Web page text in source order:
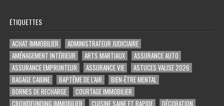
ÉTIQUETTES
ACHAT IMMOBILIER
ADMINISTRATEUR JUDICIAIRE
AMÉNAGEMENT INTÉRIEUR
ARTS MARTIAUX
ASSURANCE AUTO
ASSURANCE EMPRUNTEUR
ASSURANCE VIE
ASTUCES VALISE 2026
BAGAGE CABINE
BAPTÊME DE L'AIR
BIEN-ÊTRE MENTAL
BORNES DE RECHARGE
COURTAGE IMMOBILIER
CROWDFUNDING IMMOBILIER
CUISINE SAINE ET RAPIDE
DÉCORATION